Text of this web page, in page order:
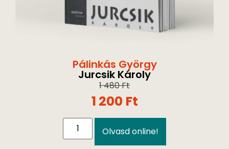
Pálinkás György
Jurcsik Károly
1 480Ft
1 200 Ft
Olvasd online!